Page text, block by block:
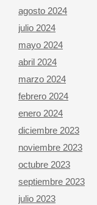
agosto 2024
julio 2024
mayo 2024
abril 2024
marzo 2024
febrero 2024
enero 2024
diciembre 2023
noviembre 2023
octubre 2023
septiembre 2023
julio 2023